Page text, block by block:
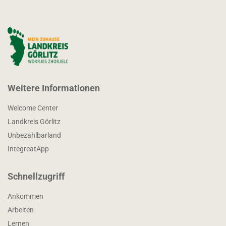
Weitere Informationen
Welcome Center
Landkreis Görlitz
Unbezahlbarland
IntegreatApp
Schnellzugriff
Ankommen
Arbeiten
Lernen